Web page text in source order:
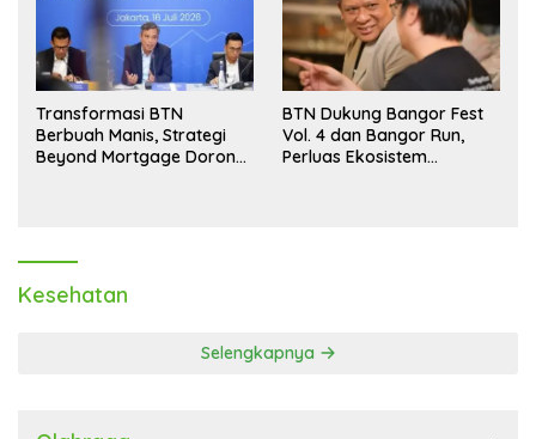
Transformasi BTN
Berbuah Manis, Strategi
Beyond Mortgage Dorong
BTN Dukung Bangor Fest
Vol. 4 dan Bangor Run,
Perluas Ekosistem
Kesehatan
Selengkapnya